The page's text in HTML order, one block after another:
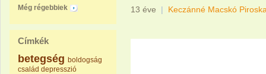
Még régebbiek
Címkék
betegség boldogság
család depresszió
13 éve | Keczánné Macskó